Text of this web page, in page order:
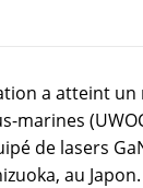
a atteint
de lasers
au